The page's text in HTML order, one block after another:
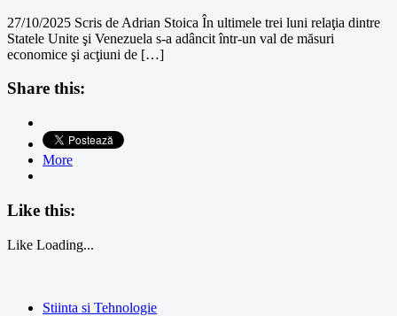
27/10/2025 Scris de Adrian Stoica În ultimele trei luni relaţia dintre
Statele Unite şi Venezuela s-a adâncit într-un val de măsuri
economice şi acţiuni de […]
Share this:
More
Like this:
Like Loading...
Stiinta si Tehnologie